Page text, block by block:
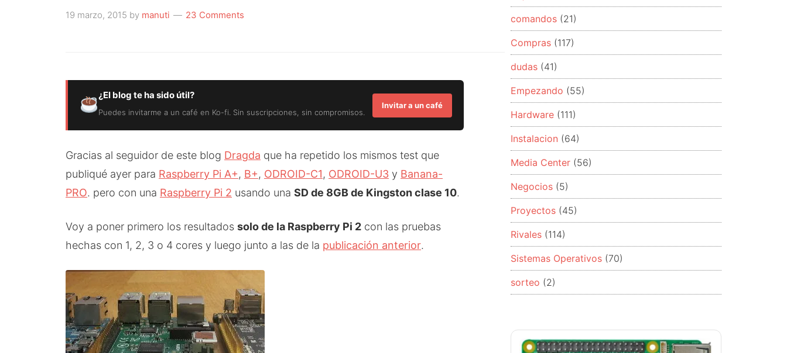
19 marzo, 2015 by manuti 23 Comments
¿El blog te ha sido útil?
Puedes invitarme a un café en Ko-fi. Sin suscripciones, sin compromisos.
Invitar a un café
Gracias al seguidor de este blog Dragda que ha repetido los mismos test que
publiqué ayer para Raspberry Pi A+, B+, ODROID-C1, ODROID-U3 y Banana-
PRO. pero con una Raspberry Pi 2 usando una SD de 8GB de Kingston clase 10.
Voy a poner primero los resultados solo de la Raspberry Pi 2 con las pruebas
hechas con 1, 2, 3 o 4 cores y luego junto a las de la publicación anterior.
comandos (21)
Compras (117)
dudas (41)
Empezando (55)
Hardware (111)
Instalacion (64)
Media Center (56)
Negocios (5)
Proyectos (45)
Rivales (114)
Sistemas Operativos (70)
sorteo (2)